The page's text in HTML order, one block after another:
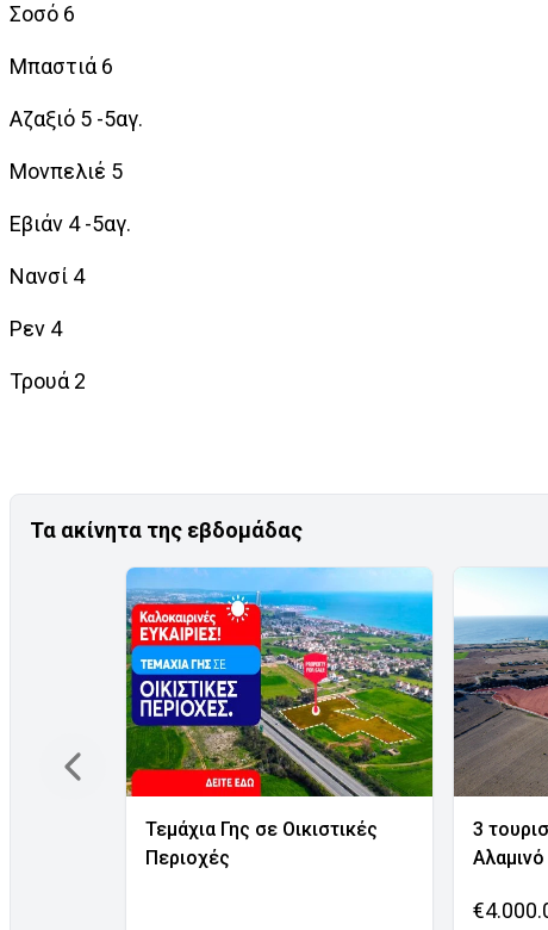
Σοσό 6
Μπαστιά 6
Αζαξιό 5 -5αγ.
Μονπελιέ 5
Εβιάν 4 -5αγ.
Νανσί 4
Ρεν 4
Τρουά 2
Τα ακίνητα της εβδομάδας
Τεμάχια Γης σε Οικιστικές
Περιοχές
3
Αλαμινό